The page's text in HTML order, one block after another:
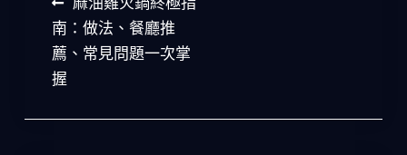
章
導
覽
南：做法、餐廳推
薦、常見問題一次掌
握